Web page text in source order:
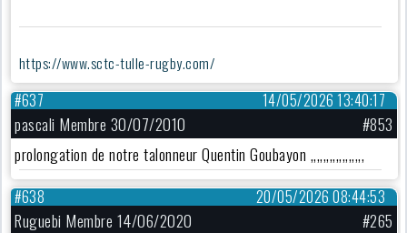
https://www.sctc-tulle-rugby.com/
14/05/2026 13:40:17
#637
pascali Membre 30/07/2010
#853
prolongation de notre talonneur Quentin Goubayon ,,,,,,,,,,,,,,,,,
20/05/2026 08:44:53
#638
Ruguebi Membre 14/06/2020
#265